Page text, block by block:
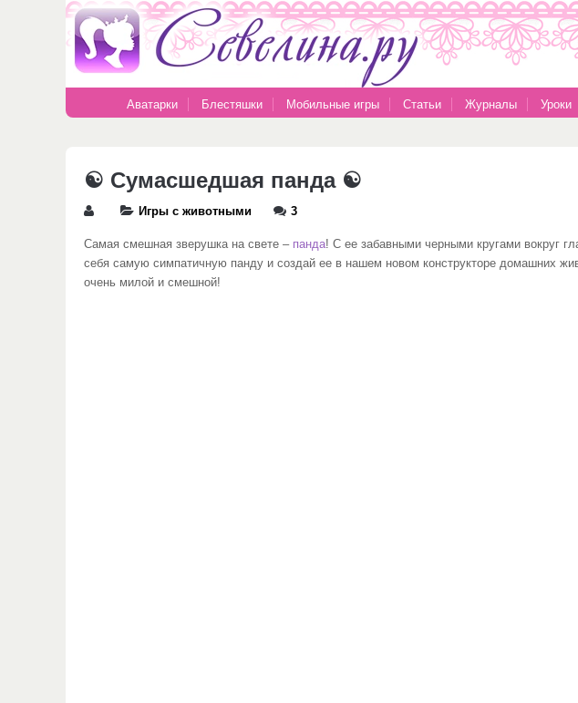
Аватарки Блестяшки Мобильные игры Статьи Журналы Уроки
☯ Сумасшедшая панда ☯
Игры с животными 3
Самая смешная зверушка на свете – панда! С ее забавными черными кругами вокруг
себя самую симпатичную панду и создай ее в нашем новом конструкторе домашних
очень милой и смешной!